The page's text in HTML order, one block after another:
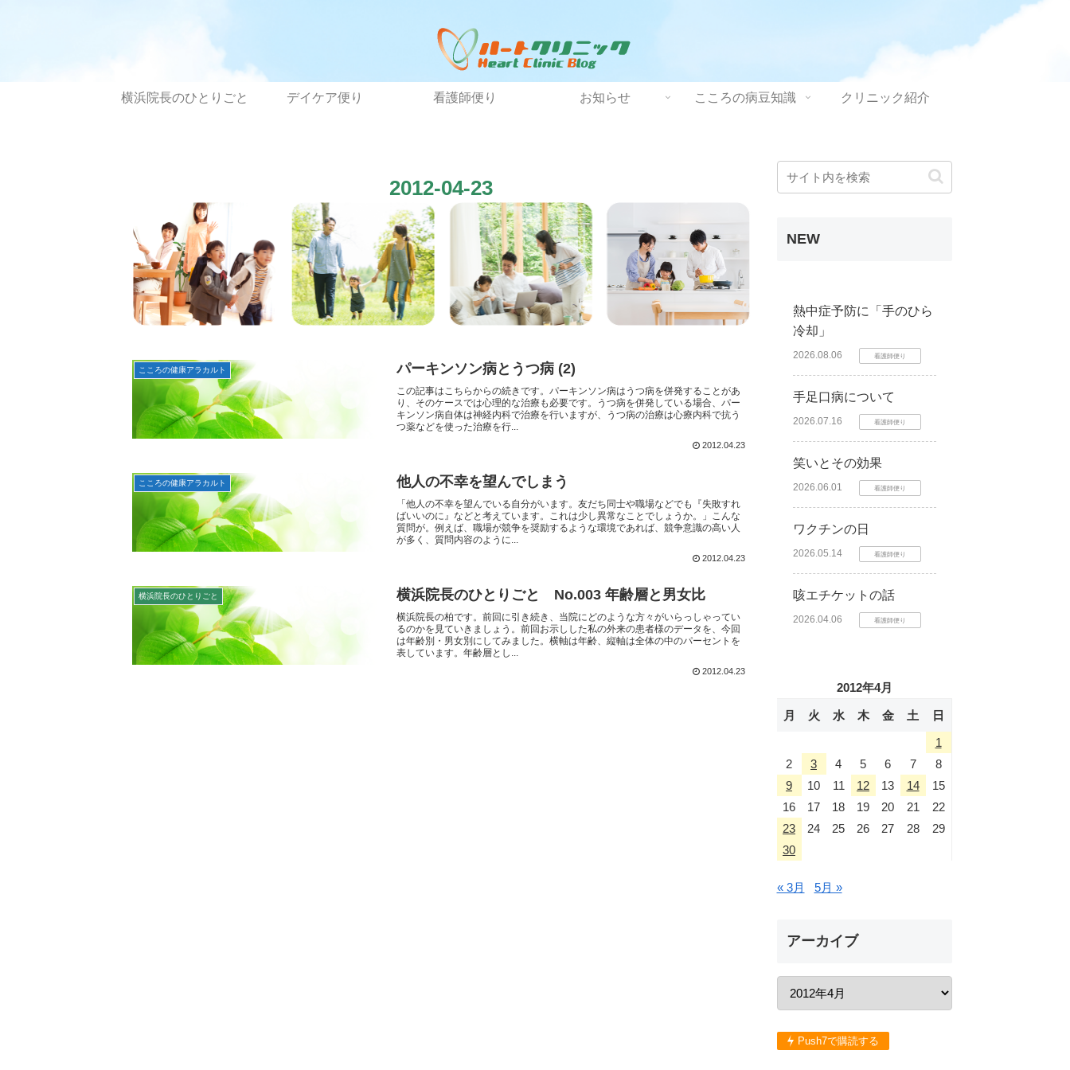
横浜院長のひとりごと デイケア便り 看護師便り お知らせ こころの病豆知識 クリニック紹介
2012-04-23
こころの健康アラカルト パーキンソン病とうつ病 (2)
この記事はこちらからの続きです。パーキンソン病はうつ病を併発することがあ
り、そのケースでは心理的な治療も必要です。うつ病を併発している場合、パー
キンソン病自体は神経内科で治療を行いますが、うつ病の治療は心療内科で抗う
つ薬などを使った治療を行...
2012.04.23
こころの健康アラカルト 他人の不幸を望んでしまう
「他人の不幸を望んでいる自分がいます。友だち同士や職場などでも『失敗すれ
ばいいのに』などと考えています。これは少し異常なことでしょうか。」こんな
質問が。例えば、職場が競争を奨励するような環境であれば、競争意識の高い人
が多く、質問内容のように...
2012.04.23
横浜院長のひとりごと 横浜院長のひとりごと No.003 年齢層と男女比
横浜院長の柏です。前回に引き続き、当院にどのような方々がいらっしゃってい
るのかを見ていきましょう。前回お示しした私の外来の患者様のデータを、今回
は年齢別・男女別にしてみました。横軸は年齢、縦軸は全体の中のパーセントを
表しています。年齢層とし...
2012.04.23
NEW
熱中症予防に「手のひら
冷却」
2026.08.06 看護師便り
手足口病について
2026.07.16 看護師便り
笑いとその効果
2026.06.01 看護師便り
ワクチンの日
2026.05.14 看護師便り
咳エチケットの話
2026.04.06 看護師便り
2012年4月
月 火 水 木 金 土
日
1
2
3 4 5 6 7
8
9
10 11 12 13 14
15
16
17 18 19 20 21
22
23
24 25 26 27 28
29
30
« 3月 5月 »
アーカイブ
Push7で購読する